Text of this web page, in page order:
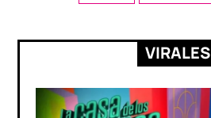
VIRALES